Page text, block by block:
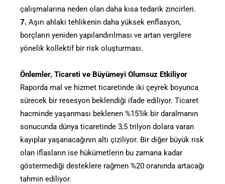
çalışmalarına neden olan daha kısa tedarik zincirleri.
7. Aşırı ahlaki tehlikenin daha yüksek enflasyon,
borçların yeniden yapılandırılması ve artan vergilere
yönelik kollektif bir risk oluşturması.
Önlemler, Ticareti ve Büyümeyi Olumsuz Etkiliyor
Raporda mal ve hizmet ticaretinde iki çeyrek boyunca
sürecek bir resesyon beklendiği ifade ediliyor. Ticaret
hacminde yaşanması beklenen %15’lik bir daralmanın
sonucunda dünya ticaretinde 3,5 trilyon dolara varan
kayıplar yaşanacağının altı çiziliyor. Bir diğer büyük risk
olan iflasların ise hükümetlerin bu zamana kadar
göstermediği desteklere rağmen %20 oranında artacağı
tahmin ediliyor.